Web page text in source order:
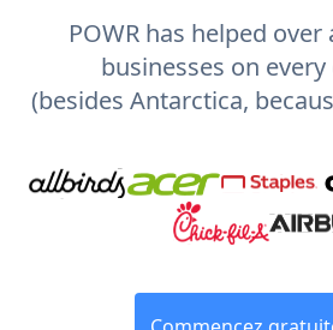
POWR has helped
businesses on
(besides Antarctica,